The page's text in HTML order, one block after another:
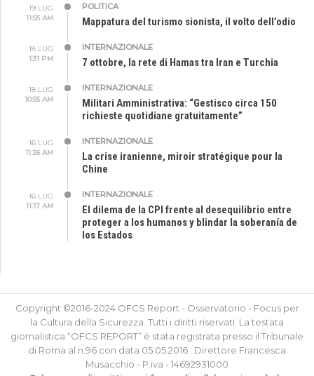
19 LUG
11:55 AM
POLITICA
Mappatura del turismo sionista, il volto dell’odio
18 LUG
1:31 PM
INTERNAZIONALE
7 ottobre, la rete di Hamas tra Iran e Turchia
18 LUG
10:55 AM
INTERNAZIONALE
Militari Amministrativa: “Gestisco circa 150
richieste quotidiane gratuitamente”
16 LUG
11:26 AM
INTERNAZIONALE
La crise iranienne, miroir stratégique pour la
Chine
16 LUG
11:17 AM
INTERNAZIONALE
El dilema de la CPI frente al desequilibrio entre
proteger a los humanos y blindar la soberanía de
los Estados
Copyright ©2016-2024 OFCS.Report - Osservatorio - Focus per
la Cultura della Sicurezza. Tutti i diritti riservati. La testata
giornalistica “OFCS.REPORT” è stata registrata presso il Tribunale
di Roma al n.96 con data 05.05.2016 . Direttore Francesca
Musacchio - P.iva - 14692931000